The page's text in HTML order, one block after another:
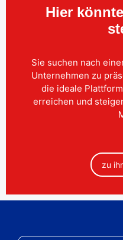
Hier
Sie suchen nach
Unternehmen zu
die ideale
erreichen und
zu